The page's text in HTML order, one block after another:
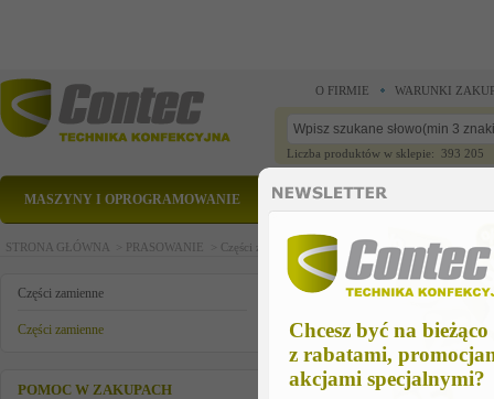
Chcesz być na bieżąco
z rabatami,
akcjami specjalnymi?
O FIRMIE WARUNKI
Liczba produktów w sklepie: 393 205
MASZYNY I OPROGRAMOWANIE CZĘŚCI ZAMIENNE
STRONA GŁÓWNA > PRASOWANIE > Części zamienne >Części zamienne > fine wire
Części zamienne
Części zamienne
POMOC W ZAKUPACH
fine wire fuse 6.3 a